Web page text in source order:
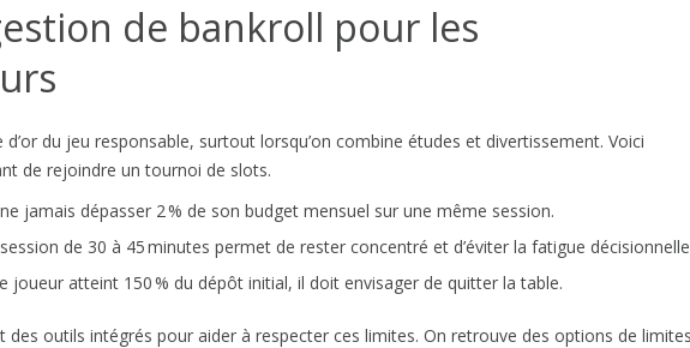
de bankroll pour les
du jeu responsable, surtout lorsqu’on combine études et divertissement. Voici
de rejoindre un tournoi de slots.
jamais dépasser 2 % de son budget mensuel sur une même session.
de 30 à 45 minutes permet de rester concentré et d’éviter la fatigue
joueur atteint 150 % du dépôt initial, il doit envisager de quitter la table.
outils intégrés pour aider à respecter ces limites. On retrouve des options de